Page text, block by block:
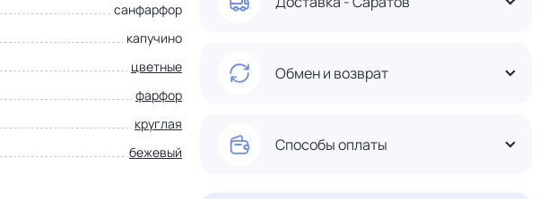
санфарфор
капучино
цветные
фарфор
круглая
бежевый
Обмен и возврат
Способы оплаты